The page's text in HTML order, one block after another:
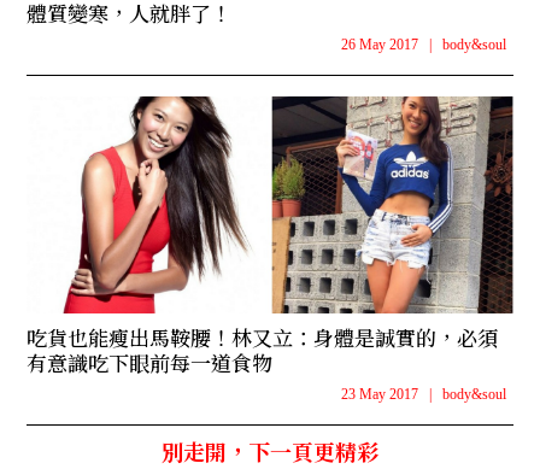
體質變寒，人就胖了！
26 May 2017 | body&soul
吃貨也能瘦出馬鞍腰！林又立：身體是誠實的，必須
有意識吃下眼前每一道食物
23 May 2017 | body&soul
別走開，下一頁更精彩